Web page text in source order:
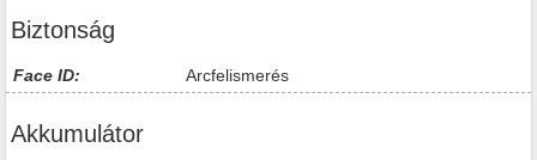
Biztonság
Face ID: Arcfelismerés
Akkumulátor